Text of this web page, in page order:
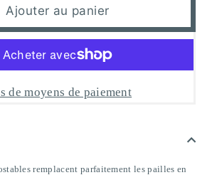
Ajouter au panier
de moyens de paiement
remplacent parfaitement les pailles en